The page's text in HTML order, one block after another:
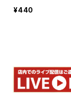
¥440